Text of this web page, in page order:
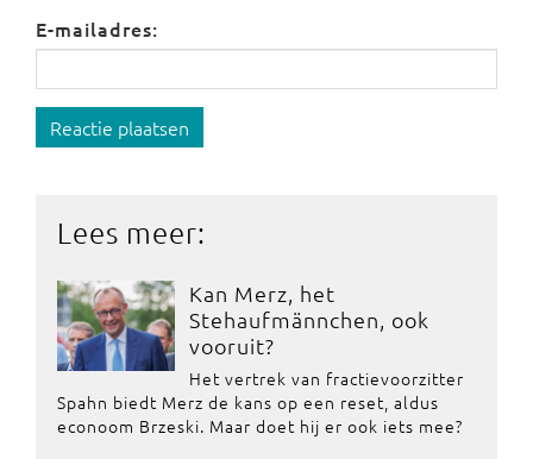
E-mailadres:
Reactie plaatsen
Lees meer:
Kan Merz, het
Stehaufmännchen, ook
vooruit?
Het vertrek van fractievoorzitter
Spahn biedt Merz de kans op een reset, aldus
econoom Brzeski. Maar doet hij er ook iets mee?